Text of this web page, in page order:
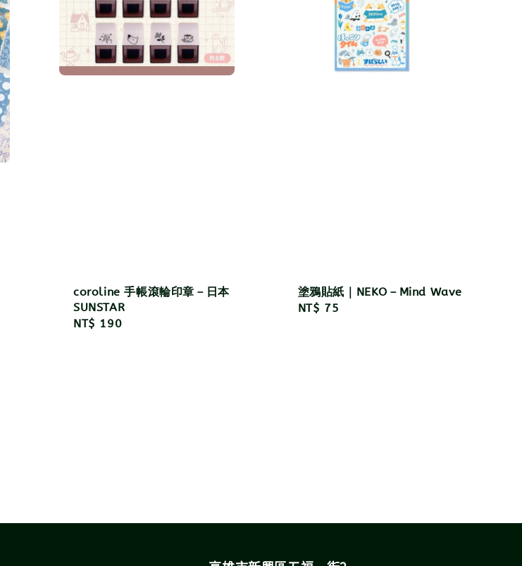
coroline 手帳滾輪印章－日本
SUNSTAR
Regular
NT$ 190
塗鴉貼紙｜NEKO－Mind Wave
Regular
NT$ 75